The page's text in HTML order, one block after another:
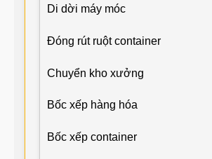
Di dời máy móc
Đóng rút ruột container
Chuyển kho xưởng
Bốc xếp hàng hóa
Bốc xếp container